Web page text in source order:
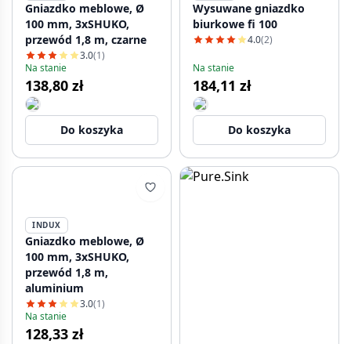
Gniazdko meblowe, Ø
100 mm, 3xSHUKO,
przewód 1,8 m, czarne
3.0(1)
Na stanie
138,80 zł
Do koszyka
Wysuwane gniazdko
biurkowe fi 100
4.0(2)
Na stanie
184,11 zł
Do koszyka
INDUX
Gniazdko meblowe, Ø
100 mm, 3xSHUKO,
przewód 1,8 m,
aluminium
3.0(1)
Na stanie
128,33 zł